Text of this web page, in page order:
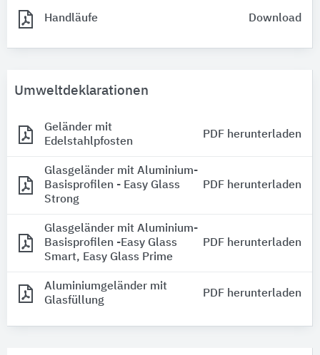
Handläufe Download
Umweltdeklarationen
Geländer mit
Edelstahlpfosten
PDF herunterladen
Glasgeländer mit Aluminium-
Basisprofilen - Easy Glass
Strong
PDF herunterladen
Glasgeländer mit Aluminium-
Basisprofilen -Easy Glass
Smart, Easy Glass Prime
PDF herunterladen
Aluminiumgeländer mit
Glasfüllung
PDF herunterladen